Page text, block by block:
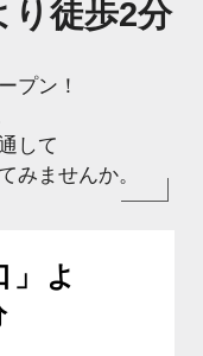
り徒歩2分
プン！
して
みませんか。
」よ